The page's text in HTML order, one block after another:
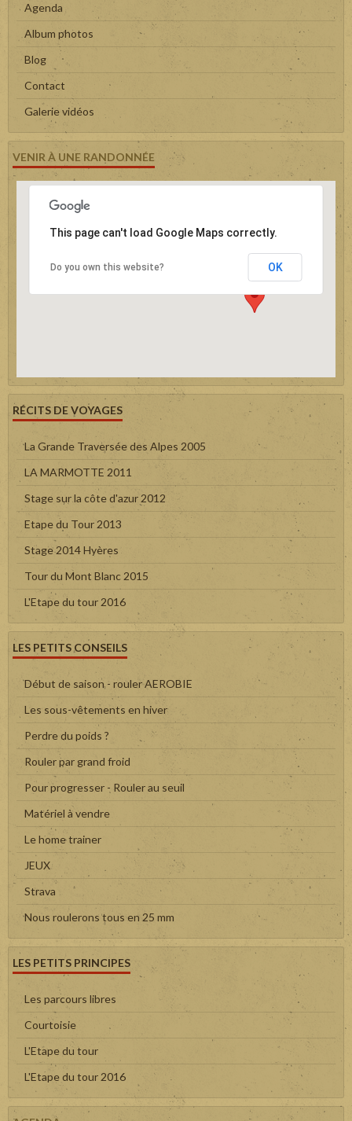
Agenda
Album photos
Blog
Contact
Galerie vidéos
VENIR À UNE RANDONNÉE
This page can't load Google Maps correctly.
Do you own this website? OK
RÉCITS DE VOYAGES
La Grande Traversée des Alpes 2005
LA MARMOTTE 2011
Stage sur la côte d'azur 2012
Etape du Tour 2013
Stage 2014 Hyères
Tour du Mont Blanc 2015
L'Etape du tour 2016
LES PETITS CONSEILS
Début de saison - rouler AEROBIE
Les sous-vêtements en hiver
Perdre du poids ?
Rouler par grand froid
Pour progresser - Rouler au seuil
Matériel à vendre
Le home trainer
JEUX
Strava
Nous roulerons tous en 25 mm
LES PETITS PRINCIPES
Les parcours libres
Courtoisie
L'Etape du tour
L'Etape du tour 2016